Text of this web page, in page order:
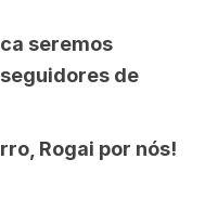
seremos
de
Rogai por nós!